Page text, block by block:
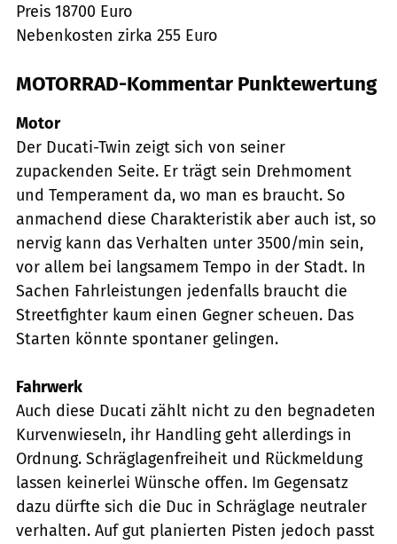
Preis 18700 Euro
Nebenkosten zirka 255 Euro
MOTORRAD-Kommentar Punktewertung
Motor
Der Ducati-Twin zeigt sich von seiner
zupackenden Seite. Er trägt sein Drehmoment
und Temperament da, wo man es braucht. So
anmachend diese Charakteristik aber auch ist, so
nervig kann das Verhalten unter 3500/min sein,
vor allem bei langsamem Tempo in der Stadt. In
Sachen Fahrleistungen jedenfalls braucht die
Streetfighter kaum einen Gegner scheuen. Das
Starten könnte spontaner gelingen.
Fahrwerk
Auch diese Ducati zählt nicht zu den begnadeten
Kurvenwieseln, ihr Handling geht allerdings in
Ordnung. Schräglagenfreiheit und Rückmeldung
lassen keinerlei Wünsche offen. Im Gegensatz
dazu dürfte sich die Duc in Schräglage neutraler
verhalten. Auf gut planierten Pisten jedoch passt